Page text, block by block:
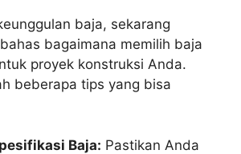
baja, sekarang
bagaimana memilih baja
proyek konstruksi Anda.
beberapa tips yang bisa
Baja: Pastikan Anda